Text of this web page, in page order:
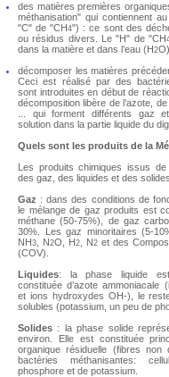
des matières premières
méthanisation" qui contiennent
"C" de "CH4") : ce sont des
ou résidus divers. Le "H" de "CH
dans la matière et dans l’eau (H2O).
décomposer les matières
Ceci est réalisé par des
sont introduites en début de
décomposition libère de l’azote,
... qui forment différents gaz
solution dans la partie liquide du
Quels sont les produits de la
Les produits chimiques issus
des gaz, des liquides et des
Gaz : dans des conditions de
le mélange de gaz produits est
méthane (50-75%), de gaz
30%. Les gaz minoritaires (5-
NH3 , N2O, H2 , N2 et des
(COV).
Liquides: la phase liquide
constituée d’azote ammoniacale
et ions hydroxydes OH-), le
solubles (potassium, un peu de
Solides : la phase solide
environ. Elle est constituée
organique résiduelle (fibres non
bactéries méthanisantes:
phosphore et de potassium.